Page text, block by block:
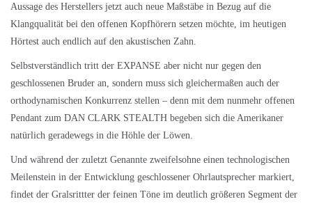
Aussage des Herstellers jetzt auch neue Maßstäbe in Bezug auf die
Klangqualität bei den offenen Kopfhörern setzen möchte, im heutigen
Hörtest auch endlich auf den akustischen Zahn.
Selbstverständlich tritt der EXPANSE aber nicht nur gegen den
geschlossenen Bruder an, sondern muss sich gleichermaßen auch der
orthodynamischen Konkurrenz stellen – denn mit dem nunmehr offenen
Pendant zum DAN CLARK STEALTH begeben sich die Amerikaner
natürlich geradewegs in die Höhle der Löwen.
Und während der zuletzt Genannte zweifelsohne einen technologischen
Meilenstein in der Entwicklung geschlossener Ohrlautsprecher markiert,
findet der Gralsrittter der feinen Töne im deutlich größeren Segment der